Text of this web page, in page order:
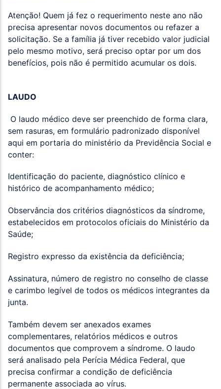
Atenção! Quem já fez o requerimento neste ano não
precisa apresentar novos documentos ou refazer a
solicitação. Se a família já tiver recebido valor judicial
pelo mesmo motivo, será preciso optar por um dos
benefícios, pois não é permitido acumular os dois.
LAUDO
O laudo médico deve ser preenchido de forma clara,
sem rasuras, em formulário padronizado disponível
aqui em portaria do ministério da Previdência Social e
conter:
Identificação do paciente, diagnóstico clínico e
histórico de acompanhamento médico;
Observância dos critérios diagnósticos da síndrome,
estabelecidos em protocolos oficiais do Ministério da
Saúde;
Registro expresso da existência da deficiência;
Assinatura, número de registro no conselho de classe
e carimbo legível de todos os médicos integrantes da
junta.
Também devem ser anexados exames
complementares, relatórios médicos e outros
documentos que comprovem a síndrome. O laudo
será analisado pela Perícia Médica Federal, que
precisa confirmar a condição de deficiência
permanente associada ao vírus.